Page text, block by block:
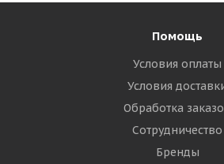
Помощь
Условия оплаты
Условия
Обработка
Сотрудничество
Бренды